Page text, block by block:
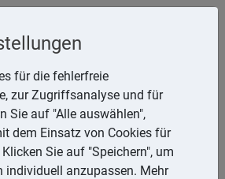
Nachlassverbindlichkeit
2023 hat der 3. Senat des
dass die auf den Erwerb
gerichteten Ausschüttungsanspruchs
nicht als
für die fehlerfreie
zur Zugriffsanalyse und für
Sie auf "Alle auswählen",
dem Einsatz von Cookies für
Sie auf "Speichern", um
individuell anzupassen. Mehr